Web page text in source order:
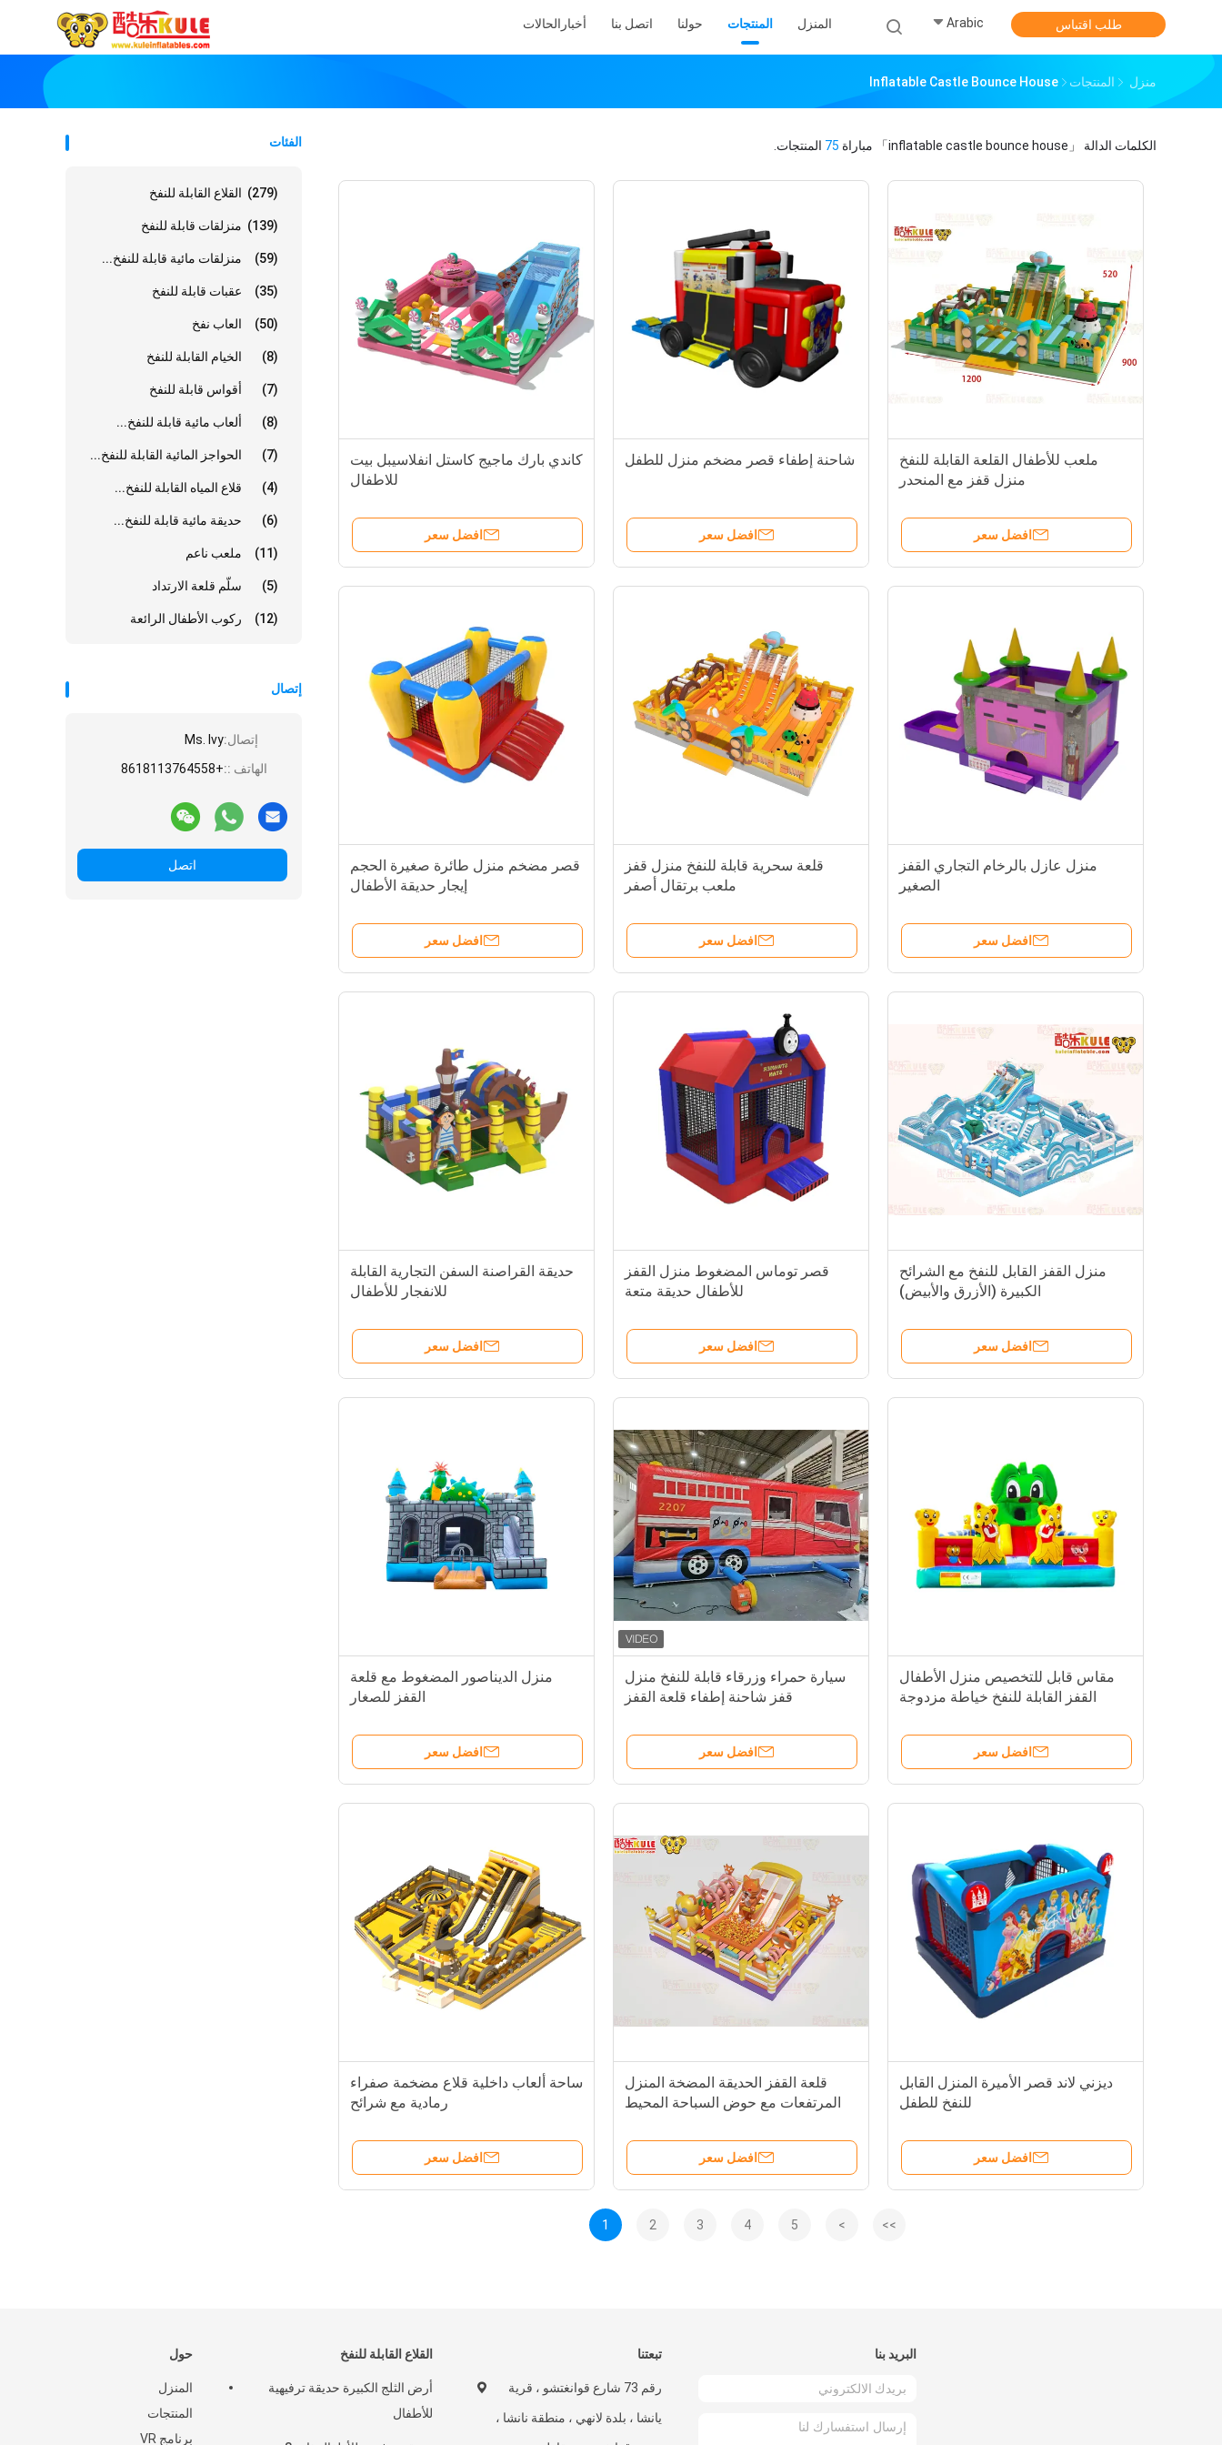
المنزل المنتجات حولنا اتصل بنا أخبار الحالات Arabic طلب اقتباس
منزل المنتجات Inflatable Castle Bounce House
الفئات
القلاع القابلة للنفخ (279)
منزلقات قابلة للنفخ (139)
منزلقات مائية قابلة للنفخ... (59)
عقبات قابلة للنفخ (35)
العاب نفخ (50)
الخيام القابلة للنفخ (8)
أقواس قابلة للنفخ (7)
ألعاب مائية قابلة للنفخ... (8)
الحواجز المائية القابلة للنفخ... (7)
قلاع المياه القابلة للنفخ... (4)
حديقة مائية قابلة للنفخ... (6)
ملعب ناعم (11)
سلّم قلعة الارتداد (5)
ركوب الأطفال الرائعة (12)
إتصال
إتصال:Ms. Ivy
الهاتف ::+8618113764558
اتصل
الكلمات الدالة 「inflatable castle bounce house」 مباراة 75 المنتجات.
كاندي بارك ماجيج كاستل انفلاسيبل بيت
للاطفال
افضل سعر
شاحنة إطفاء قصر مضخم منزل للطفل
افضل سعر
ملعب للأطفال القلعة القابلة للنفخ
منزل قفز مع المنحدر
افضل سعر
قصر مضخم منزل طائرة صغيرة الحجم
إيجار حديقة الأطفال
افضل سعر
قلعة سحرية قابلة للنفخ منزل قفز
ملعب برتقال أصفر
افضل سعر
منزل عازل بالرخام التجاري القفز
الصغير
افضل سعر
حديقة القراصنة السفن التجارية القابلة
للانفجار للأطفال
افضل سعر
قصر توماس المضغوط منزل القفز
للأطفال حديقة متعة
افضل سعر
منزل القفز القابل للنفخ مع الشرائح
الكبيرة (الأزرق والأبيض)
افضل سعر
منزل الديناصور المضغوط مع قلعة
القفز للصغار
افضل سعر
سيارة حمراء وزرقاء قابلة للنفخ منزل
قفز شاحنة إطفاء قلعة القفز
افضل سعر
مقاس قابل للتخصيص منزل الأطفال
القفز القابلة للنفخ خياطة مزدوجة
افضل سعر
ساحة ألعاب داخلية قلاع مضخمة صفراء
رمادية مع شرائح
افضل سعر
قلعة القفز الحديقة المضخة المنزل
المرتفعات مع حوض السباحة المحيط
افضل سعر
ديزني لاند قصر الأميرة المنزل القابل
للنفخ للطفل
افضل سعر
1 2 3 4 5 > >>
حول
المنزل
المنتجات
برنامج VR
القلاع القابلة للنفخ
أرض الثلج الكبيرة حديقة ترفيهية
للأطفال
تبعتنا
رقم 73 شارع قوانغتشو ، قرية
يانشا ، بلدة لانهي ، منطقة نانشا ،
البريد بنا